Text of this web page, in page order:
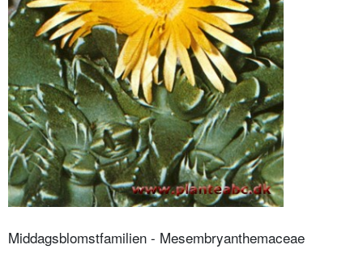
Middagsblomstfamilien - Mesembryanthemaceae